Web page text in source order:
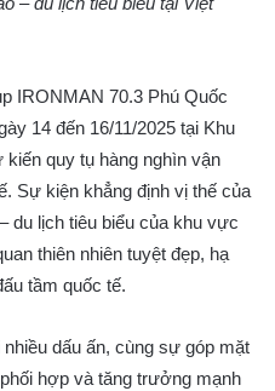
IRONMAN 70.3 Phú Quốc
14 đến 16/11/2025 tại Khu
quy tụ hàng nghìn vận
Sự kiện khẳng định vị thế của
du lịch tiêu biểu của khu vực
thiên nhiên tuyệt đẹp, hạ
tầm quốc tế.
dấu ấn, cùng sự góp mặt
hợp và tăng trưởng mạnh